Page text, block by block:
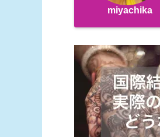
miyachika